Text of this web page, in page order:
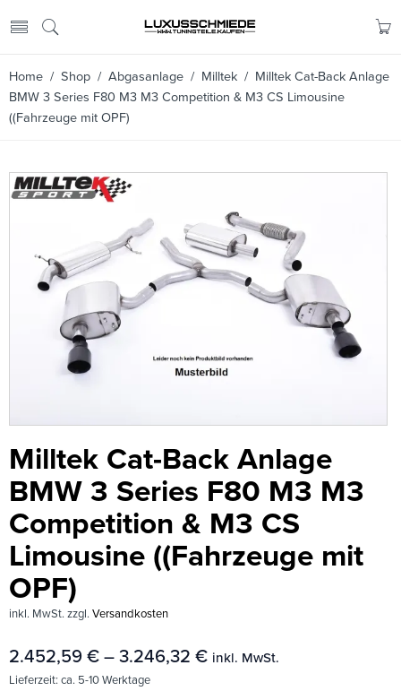
Home / Shop / Abgasanlage / Milltek / Milltek Cat-Back Anlage
BMW 3 Series F80 M3 M3 Competition & M3 CS Limousine
((Fahrzeuge mit OPF)
Milltek Cat-Back Anlage
BMW 3 Series F80 M3 M3
Competition & M3 CS
Limousine ((Fahrzeuge mit
OPF)
inkl. MwSt. zzgl. Versandkosten
2.452,59 € – 3.246,32 € inkl. MwSt.
Lieferzeit: ca. 5-10 Werktage